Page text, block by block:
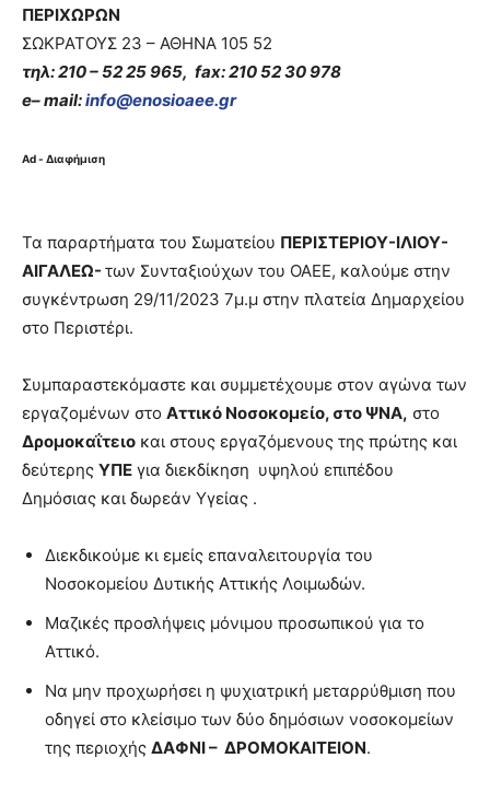
ΠΕΡΙΧΩΡΩΝ
ΣΩΚΡΑΤΟΥΣ 23 – ΑΘΗΝΑ 105 52
τηλ: 210 – 52 25 965, fax: 210 52 30 978
e–mail:info@enosioaee.gr
Ad - Διαφήμιση
Τα παραρτήματα του Σωματείου ΠΕΡΙΣΤΕΡΙΟΥ-ΙΛΙΟΥ-
ΑΙΓΑΛΕΩ- των Συνταξιούχων του ΟΑΕΕ, καλούμε στην
συγκέντρωση 29/11/2023 7μ.μ στην πλατεία Δημαρχείου
στο Περιστέρι.
Συμπαραστεκόμαστε και συμμετέχουμε στον αγώνα των
εργαζομένων στο Αττικό Νοσοκομείο, στο ΨΝΑ, στο
Δρομοκαΐτειο και στους εργαζόμενους της πρώτης και
δεύτερης ΥΠΕ για διεκδίκηση υψηλού επιπέδου
Δημόσιας και δωρεάν Υγείας .
Διεκδικούμε κι εμείς επαναλειτουργία του
Νοσοκομείου Δυτικής Αττικής Λοιμωδών.
Μαζικές προσλήψεις μόνιμου προσωπικού για το
Αττικό.
Να μην προχωρήσει η ψυχιατρική μεταρρύθμιση που
οδηγεί στο κλείσιμο των δύο δημόσιων νοσοκομείων
της περιοχής ΔΑΦΝΙ – ΔΡΟΜΟΚΑΙΤΕΙΟΝ.